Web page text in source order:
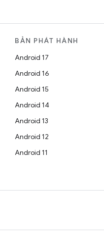
BẢN PHÁT HÀNH
Android 17
Android 16
Android 15
Android 14
Android 13
Android 12
Android 11